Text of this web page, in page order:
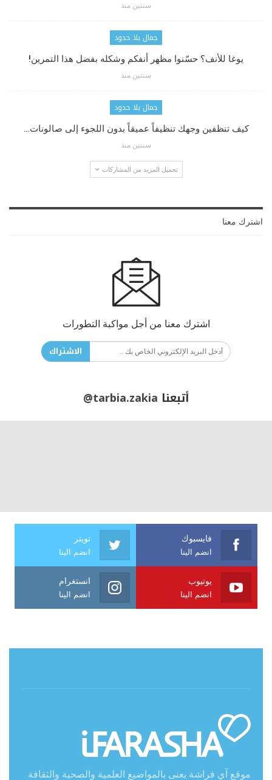
سنتين منذ
جمال بلا حدود
يوغا للأنف؟ حسّنوا مظهر أنفكم وشكله بفضل هذا التمرين!
سنتين منذ
جمال بلا حدود
كيف تنظفين وجهك تنظيفاً عميقاً بدون اللجوء إلى صالونات…
سنتين منذ
تحميل المزيد من المشاركات
اشترك معنا
اشترك معنا من أجل مواكبة التطورات
الاشتراك
أتبعنا @tarbia.zakia
فايسبوك
انضم الينا
تويتر
انضم الينا
يوتيوب
انضم الينا
انستغرام
انضم الينا
موقع آي فراشة يعنى بالمواضيع العلمية والصحية والثقافة